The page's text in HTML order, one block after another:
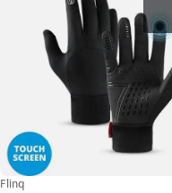
Flinq